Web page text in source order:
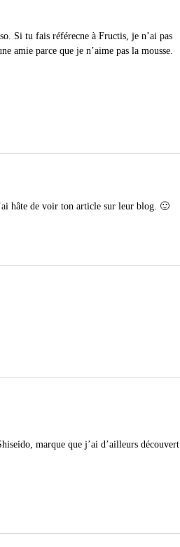
Si tu fais référecne à Fructis, je n’ai pas
amie parce que je n’aime pas la mousse.
hâte de voir ton article sur leur blog. 🙂
marque que j’ai d’ailleurs découvert